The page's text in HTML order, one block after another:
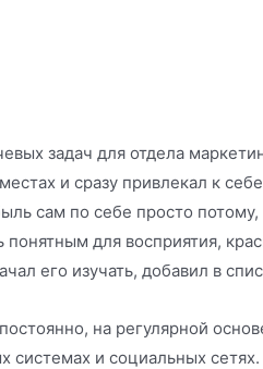
задач для отдела
и сразу привлекал к
сам по себе просто
для восприятия,
его изучать, добавил в
на регулярной
системах и социальных